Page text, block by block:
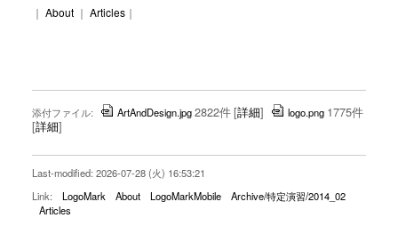
｜ About｜ Articles｜
添付ファイル: ArtAndDesign.jpg2822件[詳細] logo.png 1775件
[詳細]
Last-modified: 2026-07-28 (火) 16:53:21
Link:
LogoMark About LogoMarkMobile
Archive/特定演習/2014_02
Articles